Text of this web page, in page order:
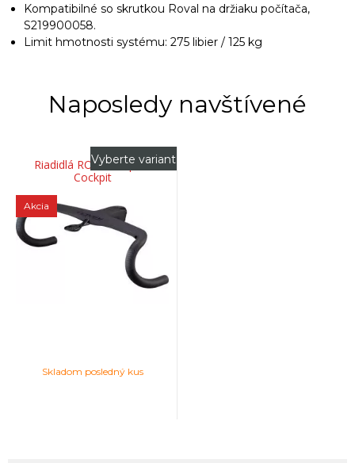
Kompatibilné so skrutkou Roval na držiaku počítača,
S219900058.
Limit hmotnosti systému: 275 libier / 125 kg
Naposledy navštívené
Riadidlá ROVAL Rapide
Cockpit
Akcia
Vyberte variant
Skladom posledný kus